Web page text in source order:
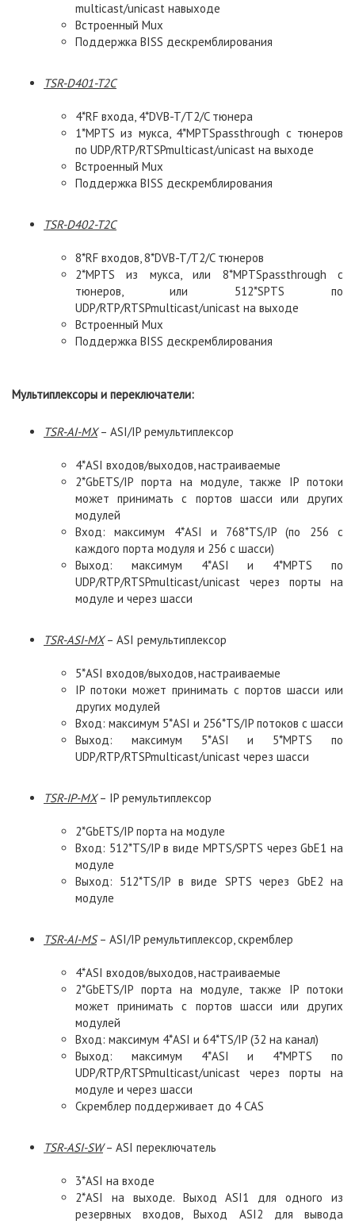
multicast/unicast навыходе
Встроенный Mux
Поддержка BISS дескремблирования
TSR-D401-T2C
4*RF входа, 4*DVB-T/T2/C тюнера
1*MPTS из мукса, 4*МPTSpassthrough с тюнеров
по UDP/RTP/RTSPmulticast/unicast на выходе
Встроенный Mux
Поддержка BISS дескремблирования
TSR-D402-T2C
8*RF входов, 8*DVB-T/T2/C тюнеров
2*MPTS из мукса, или 8*МPTSpassthrough с
тюнеров, или 512*SPTS по
UDP/RTP/RTSPmulticast/unicast на выходе
Встроенный Mux
Поддержка BISS дескремблирования
Мультиплексоры и переключатели:
TSR-AI-MX– ASI/IP ремультиплексор
4*ASI входов/выходов, настраиваемые
2*GbETS/IP порта на модуле, также IP потоки
может принимать с портов шасси или других
модулей
Вход: максимум 4*ASI и 768*TS/IP (по 256 с
каждого порта модуля и 256 с шасси)
Выход: максимум 4*ASI и 4*MPTS по
UDP/RTP/RTSPmulticast/unicast через порты на
модуле и через шасси
TSR-ASI-MX– ASI ремультиплексор
5*ASI входов/выходов, настраиваемые
IP потоки может принимать с портов шасси или
других модулей
Вход: максимум 5*ASI и 256*TS/IP потоков с шасси
Выход: максимум 5*ASI и 5*MPTS по
UDP/RTP/RTSPmulticast/unicast через шасси
TSR-IP-MX– IP ремультиплексор
2*GbETS/IP порта на модуле
Вход: 512*TS/IP в виде MPTS/SPTS через GbE1 на
модуле
Выход: 512*TS/IP в виде SPTS через GbE2 на
модуле
TSR-AI-MS– ASI/IP ремультиплексор, скремблер
4*ASI входов/выходов, настраиваемые
2*GbETS/IP порта на модуле, также IP потоки
может принимать с портов шасси или других
модулей
Вход: максимум 4*ASI и 64*TS/IP (32 на канал)
Выход: максимум 4*ASI и 4*MPTS по
UDP/RTP/RTSPmulticast/unicast через порты на
модуле и через шасси
Скремблер поддерживает до 4 CAS
TSR-ASI-SW– ASI переключатель
3*ASI на входе
2*ASI на выходе. Выход ASI1 для одного из
резервных входов, Выход ASI2 для вывода